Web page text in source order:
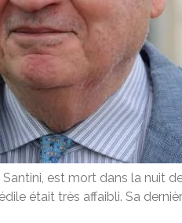
est mort dans la nuit
était très affaibli. Sa